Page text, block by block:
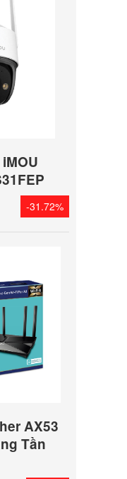
-31.72%
AX53
Tần